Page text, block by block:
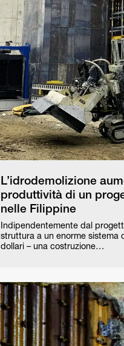
L’idrodemolizione
produttività di un
nelle Filippine
Indipendentemente dal
struttura a un enorme sistema
dollari – una costruzione…